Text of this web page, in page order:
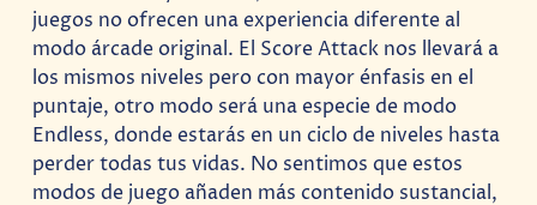
juegos no ofrecen una experiencia diferente al
modo árcade original. El Score Attack nos llevará a
los mismos niveles pero con mayor énfasis en el
puntaje, otro modo será una especie de modo
Endless, donde estarás en un ciclo de niveles hasta
perder todas tus vidas. No sentimos que estos
modos de juego añaden más contenido sustancial,